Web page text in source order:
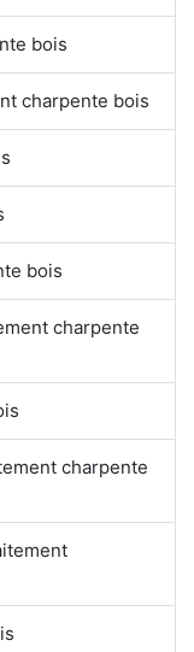
bois
charpente bois
bois
charpente
charpente